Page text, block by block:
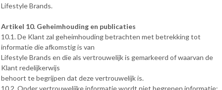
Lifestyle Brands.
Artikel 10. Geheimhouding en publicaties
10.1. De Klant zal geheimhouding betrachten met betrekking tot
informatie die afkomstig is van
Lifestyle Brands en die als vertrouwelijk is gemarkeerd of waarvan de
Klant redelijkerwijs
behoort te begrijpen dat deze vertrouwelijk is.
10.2. Onder vertrouwelijke informatie wordt niet begrepen informatie: